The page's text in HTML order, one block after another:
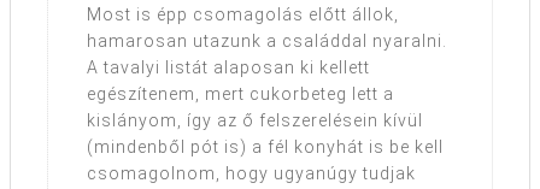
Most is épp csomagolás előtt állok,
hamarosan utazunk a családdal nyaralni.
A tavalyi listát alaposan ki kellett
egészítenem, mert cukorbeteg lett a
kislányom, így az ő felszerelésein kívül
(mindenből pót is) a fél konyhát is be kell
csomagolnom, hogy ugyanúgy tudjak